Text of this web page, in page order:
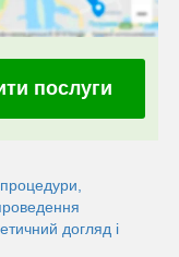
послуги
догляд і